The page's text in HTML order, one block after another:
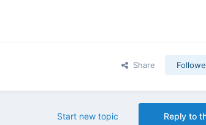
Share
Reply to
Start new topic